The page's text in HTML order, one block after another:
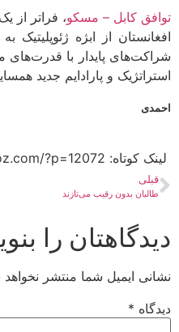
توافق کابل – مسکو، فراتر از
افغانستان از ابژه
شراکت‌های پایدار با
استراتژیک و پارادایم جدید
احمدی
لینک کوتاه:​ https://tahlilroz.com/?p=12072
قبلی
طالبان بدون رقیب می‌تازند
دیدگاهتان را
نشانی ایمیل شما منتشر
دیدگاه *